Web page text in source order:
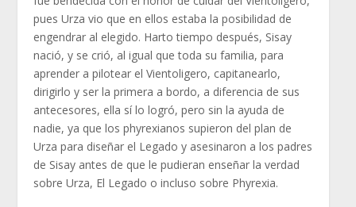
pues Urza vio que en ellos estaba la posibilidad de
engendrar al elegido. Harto tiempo después, Sisay
nació, y se crió, al igual que toda su familia, para
aprender a pilotear el Vientoligero, capitanearlo,
dirigirlo y ser la primera a bordo, a diferencia de sus
antecesores, ella sí lo logró, pero sin la ayuda de
nadie, ya que los phyrexianos supieron del plan de
Urza para diseñar el Legado y asesinaron a los padres
de Sisay antes de que le pudieran enseñar la verdad
sobre Urza, El Legado o incluso sobre Phyrexia.